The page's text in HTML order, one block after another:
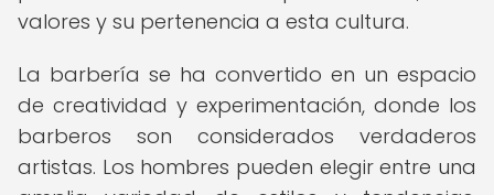
valores y su pertenencia a esta cultura.
La barbería se ha convertido en un espacio
de creatividad y experimentación, donde los
barberos son considerados verdaderos
artistas. Los hombres pueden elegir entre una